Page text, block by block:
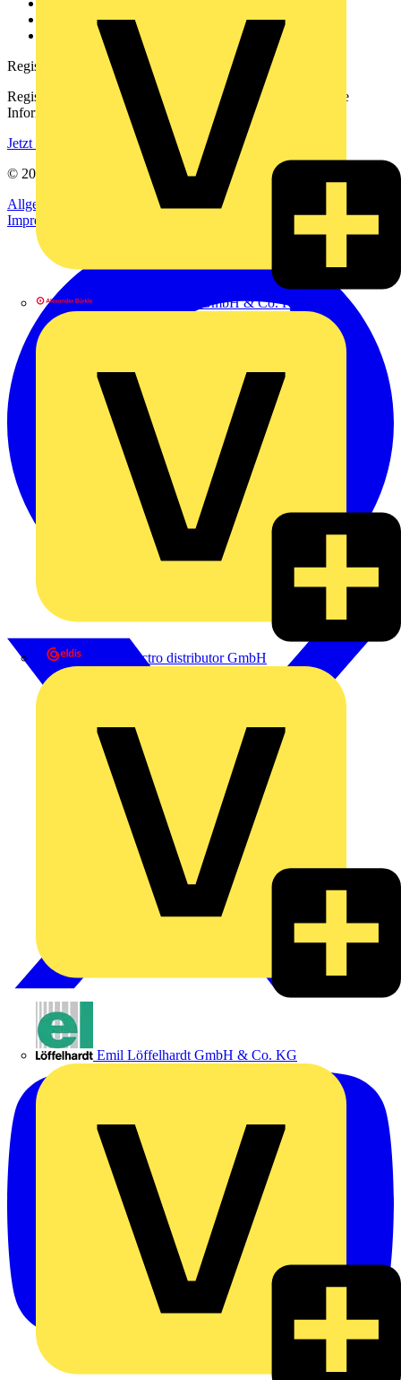
Alexander Bürkle GmbH & Co. KG
eldis electro distributor GmbH
Emil Löffelhardt GmbH & Co. KG
Häufig gestellte Fragen
voltimum.com
Registrierung
Registrieren Sie sich kostenlos und erhalten Sie stets aktuelle
Informationen aus der Elektroindustrie.
Jetzt registrieren
© 2002-
Allgemeine Geschäftsbedingungen
Datenschutzerklärung
Impressum